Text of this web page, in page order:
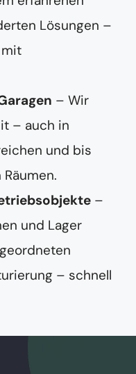
Lösungen –
– Wir
– auch in
und bis
–
und Lager
– schnell